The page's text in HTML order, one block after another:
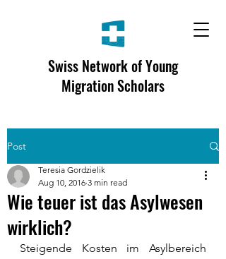
Swiss Network of Young
Migration Scholars
Post
Wie teuer ist das Asylwesen
wirklich?
Teresia Gordzielik
Aug 10, 2016 3 min read
Steigende Kosten im Asylbereich